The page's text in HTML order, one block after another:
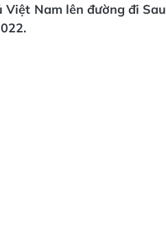
Việt Nam lên đường đi